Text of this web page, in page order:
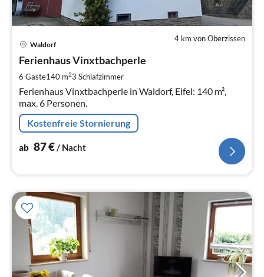
4 km von Oberzissen
Waldorf
Ferienhaus Vinxtbachperle
6 Gäste140 m23 Schlafzimmer
Ferienhaus Vinxtbachperle in Waldorf, Eifel: 140 m²,
max. 6 Personen.
Kostenfreie Stornierung
ab 87€/ Nacht